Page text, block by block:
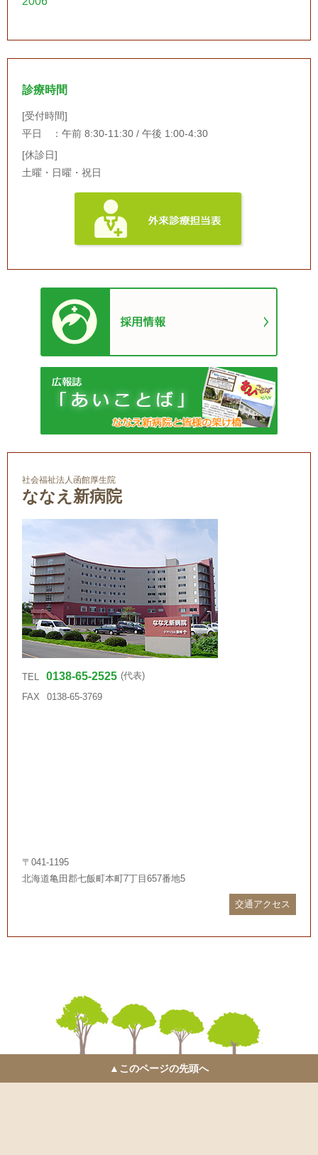
診療時間
[受付時間]
平日 ：午前 8:30-11:30 / 午後 1:00-4:30
[休診日]
土曜・日曜・祝日
社会福祉法人函館厚生院
ななえ新病院
TEL 0138-65-2525 (代表)
FAX
0138-65-3769
〒041-1195
北海道亀田郡七飯町本町7丁目657番地5
交通アクセス
▲このページの先頭へ